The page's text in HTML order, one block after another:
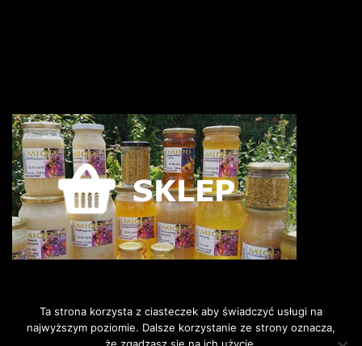
Ta strona korzysta z ciasteczek aby świadczyć usługi na
najwyższym poziomie. Dalsze korzystanie ze strony oznacza,